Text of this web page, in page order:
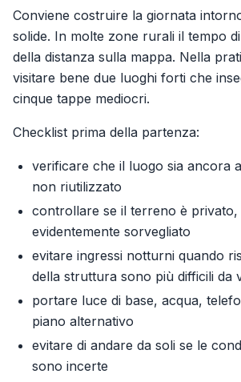
Conviene costruire la giornata
solide. In molte zone rurali il tempo
della distanza sulla mappa. Nella
visitare bene due luoghi forti che
cinque tappe mediocri.
Checklist prima della partenza:
verificare che il luogo sia ancora
non riutilizzato
controllare se il terreno è privato,
evidentemente sorvegliato
evitare ingressi notturni quando
della struttura sono più difficili da
portare luce di base, acqua,
piano alternativo
evitare di andare da soli se le
sono incerte